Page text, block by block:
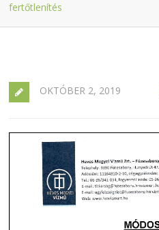
fertőtlenítés
OKTÓBER 2, 2019